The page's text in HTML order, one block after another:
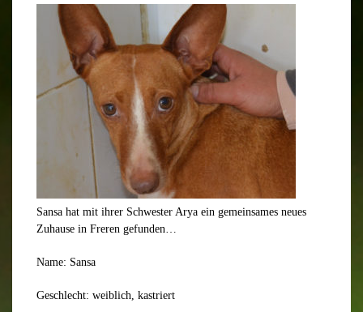
Sansa hat mit ihrer Schwester Arya ein gemeinsames neues
Zuhause in Freren gefunden…
Name: Sansa
Geschlecht: weiblich, kastriert